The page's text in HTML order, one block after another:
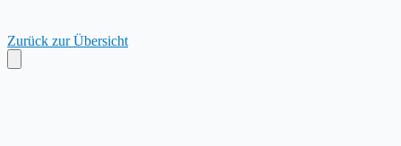
Zurück zur Übersicht